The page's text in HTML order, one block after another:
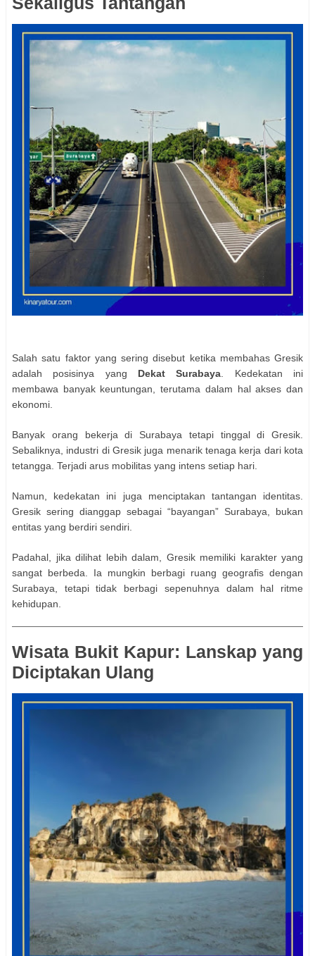
Salah satu faktor yang sering disebut ketika membahas Gresik
adalah posisinya yang Dekat Surabaya . Kedekatan ini
membawa banyak keuntungan, terutama dalam hal akses dan
ekonomi.
Banyak orang bekerja di Surabaya tetapi tinggal di Gresik.
Sebaliknya, industri di Gresik juga menarik tenaga kerja dari kota
tetangga. Terjadi arus mobilitas yang intens setiap hari.
Namun, kedekatan ini juga menciptakan tantangan identitas.
Gresik sering dianggap sebagai “bayangan” Surabaya, bukan
entitas yang berdiri sendiri.
Padahal, jika dilihat lebih dalam, Gresik memiliki karakter yang
sangat berbeda. Ia mungkin berbagi ruang geografis dengan
Surabaya, tetapi tidak berbagi sepenuhnya dalam hal ritme
kehidupan.
Wisata Bukit Kapur: Lanskap yang
Diciptakan Ulang